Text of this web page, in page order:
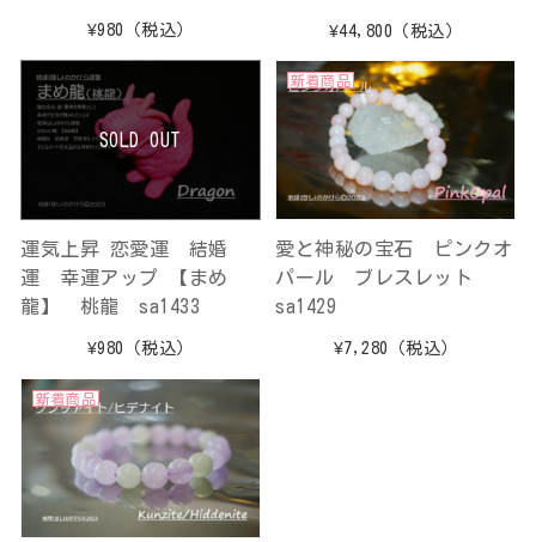
¥980 （税込） ¥44,800 （税込）
SOLD OUT
運気上昇 恋愛運 結婚
運 幸運アップ 【まめ
龍】 桃龍 sa1433
¥980 （税込）
新着商品
愛と神秘の宝石 ピンクオ
パール ブレスレット
sa1429
¥7,280 （税込）
新着商品